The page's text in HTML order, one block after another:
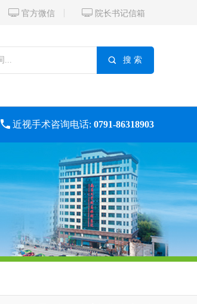
 官方微信  院长书记信箱
 搜 索
 近视手术咨询电话: 0791-86318903